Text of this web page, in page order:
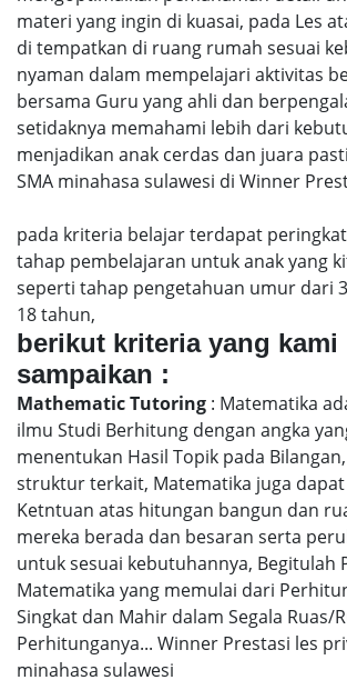
materi yang ingin di kuasai, pada Les
di tempatkan di ruang rumah sesuai
nyaman dalam mempelajari aktivitas
bersama Guru yang ahli dan
setidaknya memahami lebih dari
menjadikan anak cerdas dan juara
SMA minahasa sulawesi di Winner
pada kriteria belajar terdapat
tahap pembelajaran untuk anak yang
seperti tahap pengetahuan umur dari
18 tahun,
berikut kriteria yang kami
sampaikan :
Mathematic Tutoring : Matematika
ilmu Studi Berhitung dengan angka
menentukan Hasil Topik pada
struktur terkait, Matematika juga
Ketntuan atas hitungan bangun dan
mereka berada dan besaran serta
untuk sesuai kebutuhannya, Begitulah
Matematika yang memulai dari
Singkat dan Mahir dalam Segala Ruas/
Perhitunganya... Winner Prestasi les
minahasa sulawesi